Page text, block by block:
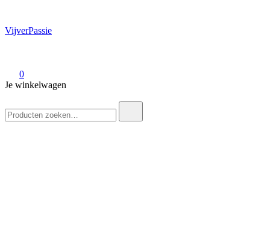
VijverPassie
0
Je winkelwagen
naar: